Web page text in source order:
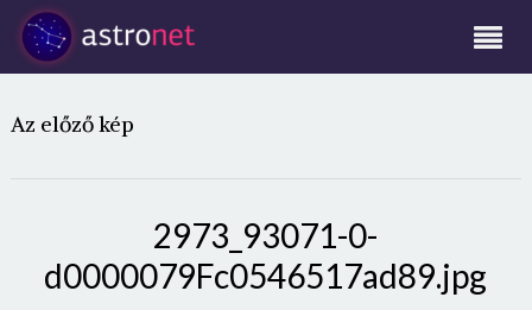
Az előző kép
2973_93071-0-
d0000079Fc0546517ad89.jpg